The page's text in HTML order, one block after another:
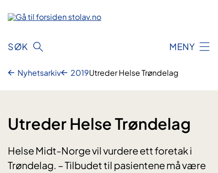
innhold
SØK MENY
Nyhetsarkiv 2019Utreder Helse Trøndelag
Utreder Helse Trøndelag
Helse Midt-Norge vil vurdere ett foretak i
Trøndelag. – Tilbudet til pasientene må være